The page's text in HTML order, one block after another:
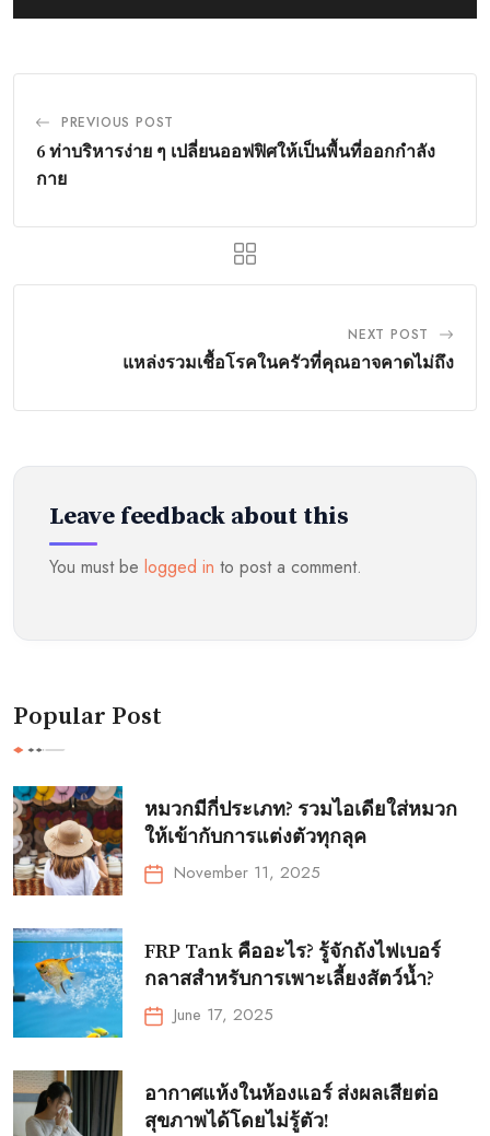
PREVIOUS POST
6 ท่าบริหารง่าย ๆ เปลี่ยนออฟฟิศให้เป็นพื้นที่ออกกำลัง
กาย
NEXT POST
แหล่งรวมเชื้อโรคในครัวที่คุณอาจคาดไม่ถึง
Leave feedback about this
You must be logged in to post a comment.
Popular Post
หมวกมีกี่ประเภท? รวมไอเดียใส่หมวก
ให้เข้ากับการแต่งตัวทุกลุค
November 11, 2025
FRP Tank คืออะไร? รู้จักถังไฟเบอร์
กลาสสำหรับการเพาะเลี้ยงสัตว์น้ำ?
June 17, 2025
อากาศแห้งในห้องแอร์ ส่งผลเสียต่อ
สุขภาพได้โดยไม่รู้ตัว!